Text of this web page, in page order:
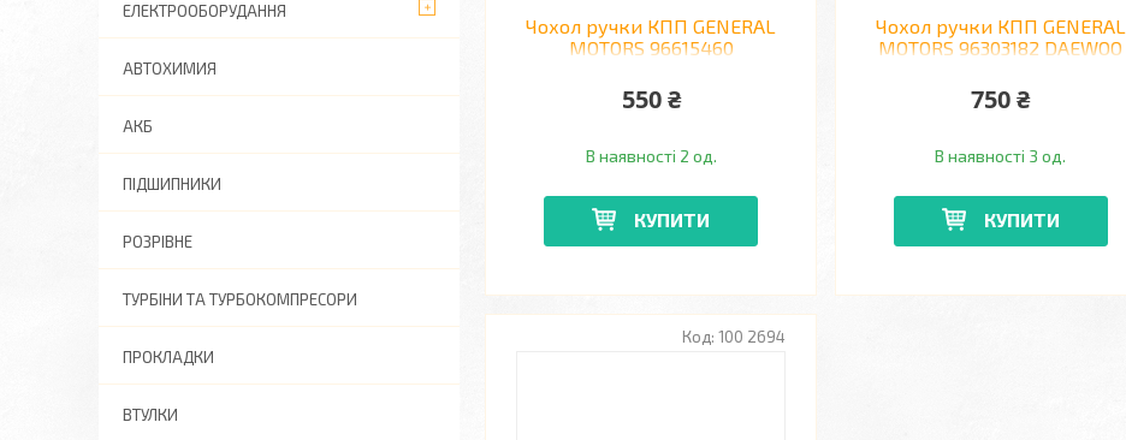
Чохол ручки КПП GENERAL
MOTORS 96615460
550 ₴
В наявності 2 од.
КУПИТИ
Чохол ручки КПП GENERAL
MOTORS 96303182 DAEWOO
750 ₴
В наявності 3 од.
КУПИТИ
100 2694
ЕЛЕКТРООБОРУДАННЯ
АВТОХИМИЯ
АКБ
ПІДШИПНИКИ
РОЗРІВНЕ
ТУРБІНИ ТА ТУРБОКОМПРЕСОРИ
ПРОКЛАДКИ
ВТУЛКИ